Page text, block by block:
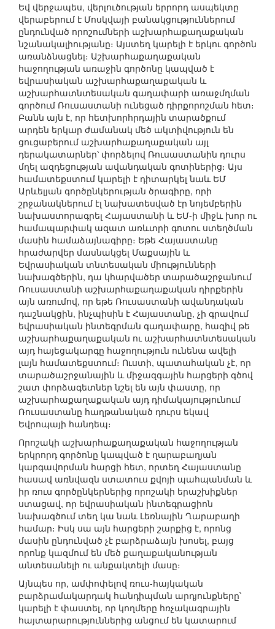
Եվ վերջապես, վերլուծության երրորդ ասպեկտը
վերաբերում է Մոսկվայի բանակցություններում
ընդունված որոշումների աշխարհաքաղաքական
նշանակալիությանը։ Այստեղ կարելի է երկու գործոն
առանձնացնել։ Աշխարհաքաղաքական
հաջողության առաջին գործոնը կապված է
եվրասիական աշխարհաքաղաքական և
աշխարհատնտեսական գաղափարի առաջմղման
գործում Ռուսաստանի ունեցած դիրքորոշման հետ։
Բանն այն է, որ հետխորհրդային տարածքում
արդեն երկար ժամանակ մեծ ակտիվություն են
ցուցաբերում աշխարհաքաղաքական այլ
դերակատարներ՝ փորձելով Ռուսաստանին դուրս
մղել ազդեցության ավանդական գոտիներից։ Այս
համատեքստում կարելի է դիտարկել նաև ԵՄ
Արևելյան գործընկերության ծրագիրը, որի
շրջանակներում էլ նախատեսված էր նոյեմբերին
նախաստորագրել Հայաստանի և ԵՄ-ի միջև խոր ու
համապարփակ ազատ առևտրի գոտու ստեղծման
մասին համաձայնագիրը։ Եթե Հայաստանը
հրաժարվեր մասնակցել Մաքսային և
Եվրասիական տնտեսական միությունների
նախագծերին, դա կհարվածեր տարածաշրջանում
Ռուսաստանի աշխարհաքաղաքական դիրքերին
այն առումով, որ եթե Ռուսաստանի ավանդական
դաշնակցին, ինչպիսին է Հայաստանը, չի գրավում
եվրասիական ինտեգրման գաղափարը, հազիվ թե
աշխարհաքաղաքական ու աշխարհատնտեսական
այդ հայեցակարգը հաջողություն ունենա ավելի
լայն համատեքստում։ Ուստի, պատահական չէ, որ
տարածաշրջանային և միջազգային հարցերի գծով
շատ փորձագետներ նշել են այն փաստը, որ
աշխարհաքաղաքական այդ դիմակայությունում
Ռուսաստանը հաղթանակած դուրս եկավ
Եվրոպայի հանդեպ։
Որոշակի աշխարհաքաղաքական հաջողության
երկրորդ գործոնը կապված է ղարաբաղյան
կարգավորման հարցի հետ, որտեղ Հայաստանը
հասավ առնվազն ստատուս քվոյի պահպանման և
իր ռուս գործընկերներից որոշակի երաշխիքներ
ստացավ, որ եվրասիական ինտեգրացիոն
նախագծում տեղ կա նաև Լեռնային Ղարաբաղի
համար։ Իսկ սա այն հարցերի շարքից է, որոնց
մասին ընդունված չէ բարձրաձայն խոսել, բայց
որոնք կազմում են մեծ քաղաքականության
անտեսանելի ու անքակտելի մասը։
Այնպես որ, ամփոփելով ռուս-հայկական
բարձրամակարդակ հանդիպման արդյունքները՝
կարելի է փաստել, որ կողմերը հռչակագրային
հայտարարություններից անցում են կատարում